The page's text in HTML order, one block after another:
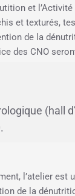
et
et texturés,
de la
des CNO
(hall
l’atelier
de la